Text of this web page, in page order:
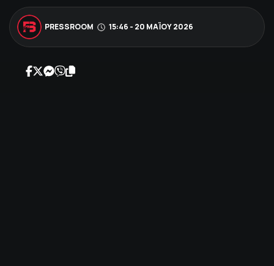
ΠΡΟΓΡΑΜΜΑ
PRESSROOM 15:46 - 20 ΜΑΪ́ΟΥ 2026